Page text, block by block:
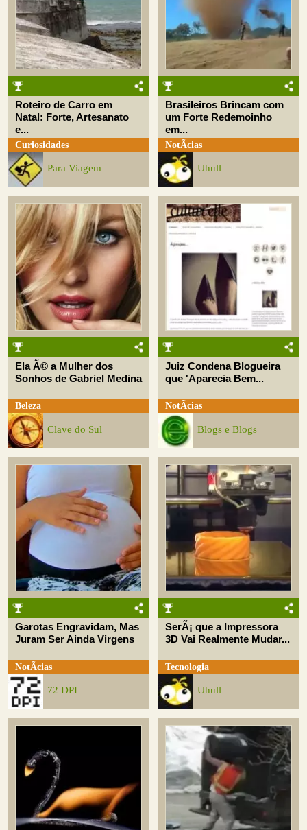
Roteiro de Carro em
Natal: Forte, Artesanato
e...
Curiosidades
Para Viagem
Brasileiros Brincam com
um Forte Redemoinho
em...
NotÃ­cias
Uhull
Ela Ã© a Mulher dos
Sonhos de Gabriel Medina
Beleza
Clave do Sul
Juiz Condena Blogueira
que 'Aparecia Bem...
NotÃ­cias
Blogs e Blogs
Garotas Engravidam, Mas
Juram Ser Ainda Virgens
NotÃ­cias
72 DPI
SerÃ¡ que a Impressora
3D Vai Realmente Mudar...
Tecnologia
Uhull